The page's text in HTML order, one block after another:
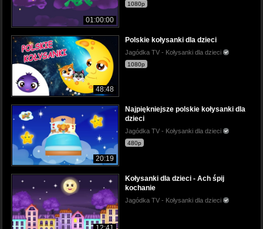
01:00:00
1080p
48:48
Polskie kołysanki dla dzieci
Jagódka TV - Kołysanki dla dzieci
1080p
20:19
Najpiękniejsze polskie kołysanki dla
dzieci
Jagódka TV - Kołysanki dla dzieci
480p
Kołysanki dla dzieci - Ach śpij
kochanie
Jagódka TV - Kołysanki dla dzieci